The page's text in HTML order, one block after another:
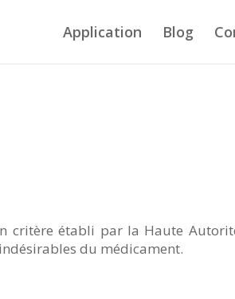
Application Blog
critère établi par la Haute
du médicament.